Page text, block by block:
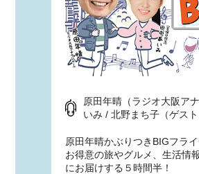
原田年晴（ラジオ大阪ア
いみ / 北野まち子（ゲスト
原田年晴かぶりつきBIGフラ
お得意の旅やグルメ、生活情
にお届けする５時間半！